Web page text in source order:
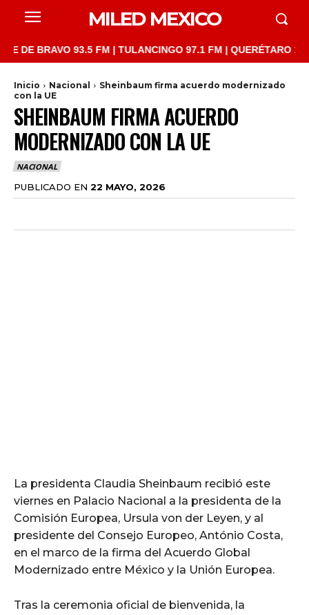
MILED MEXICO
93.5 FM | TULANCINGO 97.1 FM | QUERÉTARO 103.1
Inicio Nacional
Sheinbaum firma acuerdo modernizado
con la UE
SHEINBAUM FIRMA ACUERDO
MODERNIZADO CON LA UE
NACIONAL
PUBLICADO EN 22 MAYO, 2026
La presidenta Claudia Sheinbaum recibió este
viernes en Palacio Nacional a la presidenta de la
Comisión Europea, Ursula von der Leyen, y al
presidente del Consejo Europeo, António Costa,
en el marco de la firma del Acuerdo Global
Modernizado entre México y la Unión Europea.
Tras la ceremonia oficial de bienvenida, la